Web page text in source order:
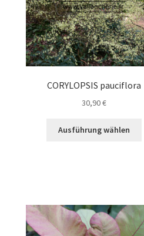
CORYLOPSIS pauciflora
30,90€
Ausführung wählen